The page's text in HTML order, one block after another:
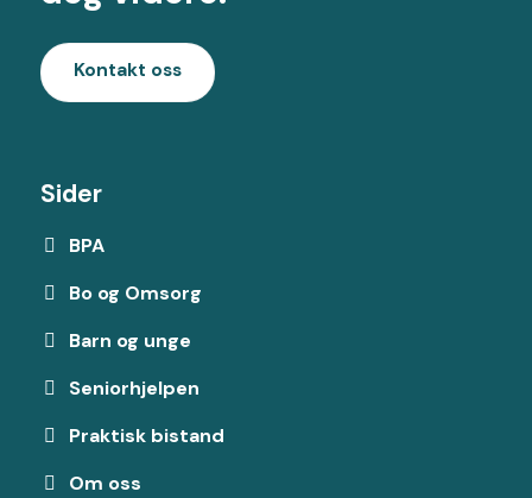
Kontakt oss
Sider
BPA
Bo og Omsorg
Barn og unge
Seniorhjelpen
Praktisk bistand
Om oss